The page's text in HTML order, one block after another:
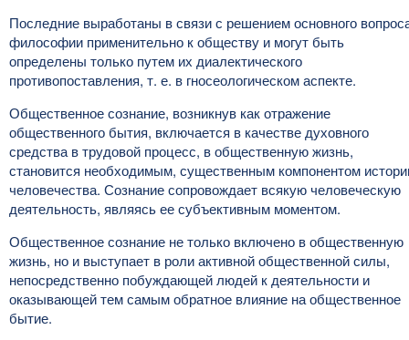
Последние выработаны в связи с решением основного
философии применительно к обществу и могут быть
определены только путем их диалектического
противопоставления, т. е. в гносеологическом аспекте.
Общественное сознание, возникнув как отражение
общественного бытия, включается в качестве духовного
средства в трудовой процесс, в общественную жизнь,
становится необходимым, существенным компонентом
человечества. Сознание сопровождает всякую человеческую
деятельность, являясь ее субъективным моментом.
Общественное сознание не только включено в общественную
жизнь, но и выступает в роли активной общественной силы,
непосредственно побуждающей людей к деятельности и
оказывающей тем самым обратное влияние на общественное
бытие.